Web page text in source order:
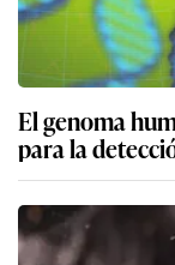
El genoma
para la